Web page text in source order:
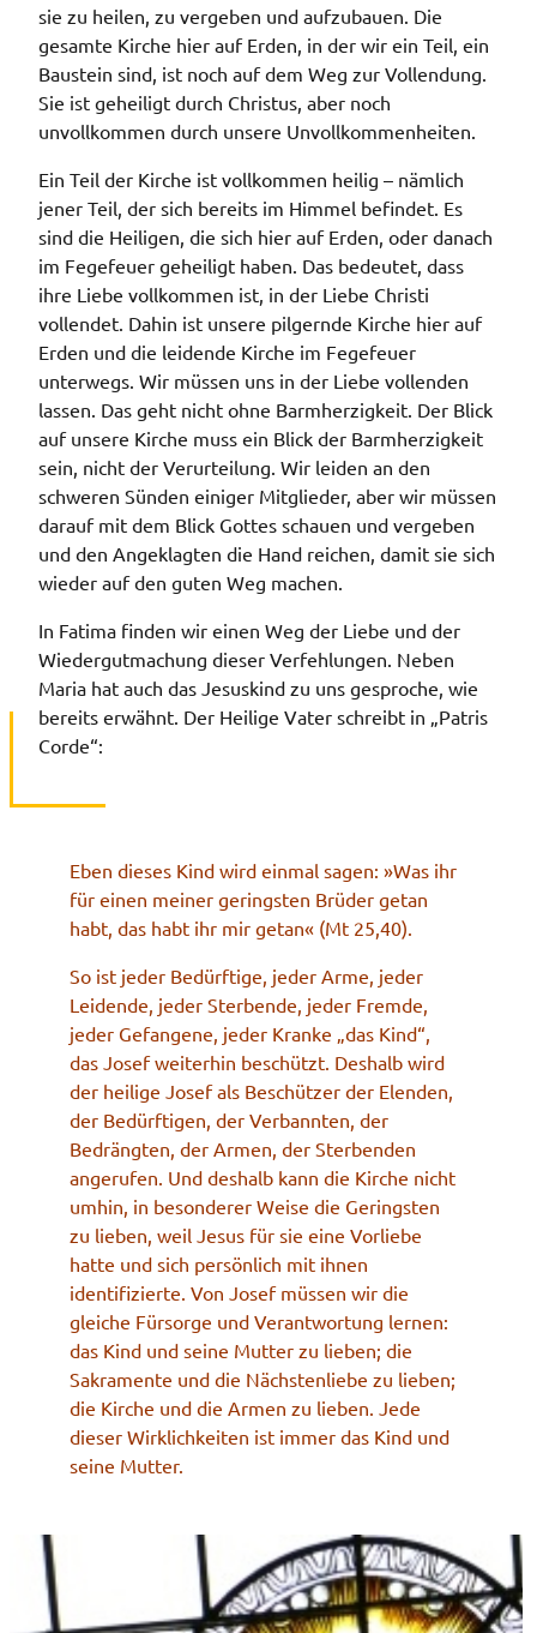
sie zu heilen, zu vergeben und aufzubauen. Die
gesamte Kirche hier auf Erden, in der wir ein Teil, ein
Baustein sind, ist noch auf dem Weg zur Vollendung.
Sie ist geheiligt durch Christus, aber noch
unvollkommen durch unsere Unvollkommenheiten.
Ein Teil der Kirche ist vollkommen heilig – nämlich
jener Teil, der sich bereits im Himmel befindet. Es
sind die Heiligen, die sich hier auf Erden, oder danach
im Fegefeuer geheiligt haben. Das bedeutet, dass
ihre Liebe vollkommen ist, in der Liebe Christi
vollendet. Dahin ist unsere pilgernde Kirche hier auf
Erden und die leidende Kirche im Fegefeuer
unterwegs. Wir müssen uns in der Liebe vollenden
lassen. Das geht nicht ohne Barmherzigkeit. Der Blick
auf unsere Kirche muss ein Blick der Barmherzigkeit
sein, nicht der Verurteilung. Wir leiden an den
schweren Sünden einiger Mitglieder, aber wir müssen
darauf mit dem Blick Gottes schauen und vergeben
und den Angeklagten die Hand reichen, damit sie sich
wieder auf den guten Weg machen.
In Fatima finden wir einen Weg der Liebe und der
Wiedergutmachung dieser Verfehlungen. Neben
Maria hat auch das Jesuskind zu uns gesproche, wie
bereits erwähnt. Der Heilige Vater schreibt in „Patris
Corde“:
Eben dieses Kind wird einmal sagen: »Was ihr
für einen meiner geringsten Brüder getan
habt, das habt ihr mir getan« (Mt 25,40).
So ist jeder Bedürftige, jeder Arme, jeder
Leidende, jeder Sterbende, jeder Fremde,
jeder Gefangene, jeder Kranke „das Kind“,
das Josef weiterhin beschützt. Deshalb wird
der heilige Josef als Beschützer der Elenden,
der Bedürftigen, der Verbannten, der
Bedrängten, der Armen, der Sterbenden
angerufen. Und deshalb kann die Kirche nicht
umhin, in besonderer Weise die Geringsten
zu lieben, weil Jesus für sie eine Vorliebe
hatte und sich persönlich mit ihnen
identifizierte. Von Josef müssen wir die
gleiche Fürsorge und Verantwortung lernen:
das Kind und seine Mutter zu lieben; die
Sakramente und die Nächstenliebe zu lieben;
die Kirche und die Armen zu lieben. Jede
dieser Wirklichkeiten ist immer das Kind und
seine Mutter.